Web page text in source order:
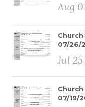
Aug
Church
07/26/
Jul
Church
07/19/